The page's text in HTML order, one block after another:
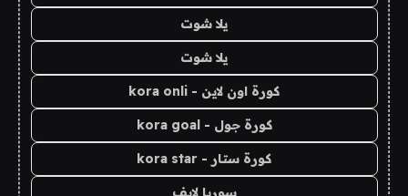
يلا شوت
يلا شوت
كورة اون لاين - kora onli
كورة جول - kora goal
كورة ستار - kora star